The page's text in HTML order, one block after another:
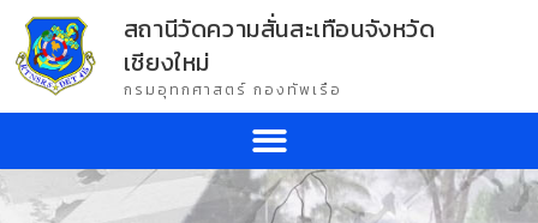
สถานีวัดความสั่นสะเทือนจังหวัด
เชียงใหม่
กรมอุทกศาสตร์ กองทัพเรือ